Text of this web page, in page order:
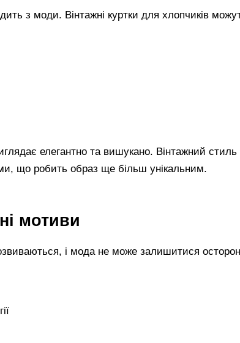
з моди. Вінтажні куртки для хлопчиків
елегантно та вишукано. Вінтажний
що робить образ ще більш унікальним.
мотиви
і мода не може залишитися